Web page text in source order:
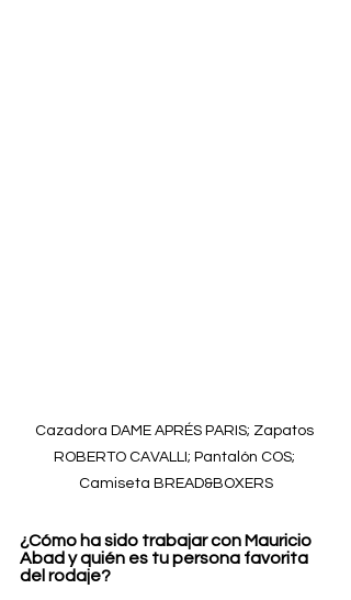
Cazadora DAME APRÉS PARIS; Zapatos
ROBERTO CAVALLI; Pantalón COS;
Camiseta BREAD&BOXERS
¿Cómo ha sido trabajar con Mauricio
Abad y quién es tu persona favorita
del rodaje?